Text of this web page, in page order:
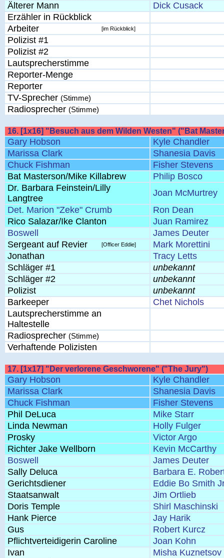
Älterer Mann
Dick Cusack
Erzähler in Rückblick
Arbeiter
[im Rückblick]
Polizist #1
Polizist #2
Lautsprecherstimme
Reporter-Menge
Reporter
TV-Sprecher (Stimme)
Radiosprecher (Stimme)
16. [1x16] "Besuch aus dem Wilden Westen" ("Bat
Gary Hobson
Kyle Chandler
Marissa Clark
Shanesia Davis
Chuck Fishman
Fisher Stevens
Bat Masterson/Mike Killabrew
Philip Bosco
Dr. Barbara Feinstein/Lilly
Langtree
Joan McMurtrey
Det. Marion "Zeke" Crumb
Ron Dean
Rico Salazar/Ike Clanton
Juan Ramirez
Boswell
James Deuter
Sergeant auf Revier
[Officer Eddie]
Mark Morettini
Jonathan
Tracy Letts
Schläger #1
unbekannt
Schläger #2
unbekannt
Polizist
unbekannt
Barkeeper
Chet Nichols
Lautsprecherstimme an
Haltestelle
Radiosprecher (Stimme)
Verhaftende Polizisten
17. [1x17] "Der verlorene Geschworene" ("The Jury")
Gary Hobson
Kyle Chandler
Marissa Clark
Shanesia Davis
Chuck Fishman
Fisher Stevens
Phil DeLuca
Mike Starr
Linda Newman
Holly Fulger
Prosky
Victor Argo
Richter Jake Wellborn
Kevin McCarthy
Boswell
James Deuter
Sally Deluca
Barbara E.
Gerichtsdiener
Eddie Bo Smith
Staatsanwalt
Jim Ortlieb
Doris Temple
Shirl Maschinski
Hank Pierce
Jay Harik
Gus
Robert Kurcz
Pflichtverteidigerin Caroline
Joan Kohn
Ivan
Misha Kuznetsov